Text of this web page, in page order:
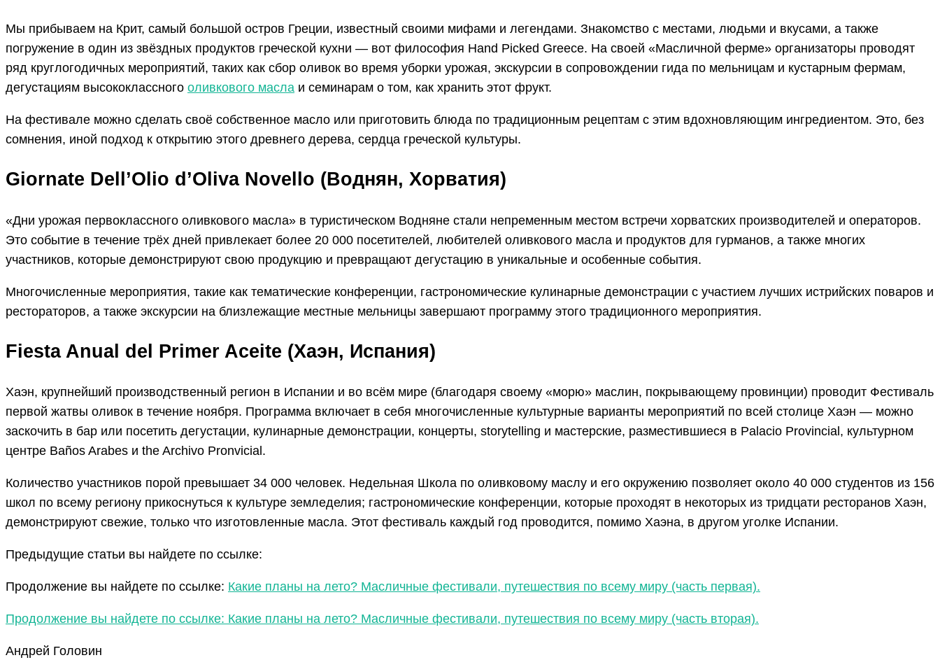
Мы прибываем на Крит, самый большой остров Греции, известный своими мифами и легендами. Знакомство с местами, людьми и вкусами, а также
погружение в один из звёздных продуктов греческой кухни — вот философия Hand Picked Greece. На своей «Масличной ферме» организаторы проводят
ряд круглогодичных мероприятий, таких как сбор оливок во время уборки урожая, экскурсии в сопровождении гида по мельницам и кустарным фермам,
дегустациям высококлассного оливкового масла и семинарам о том, как хранить этот фрукт.
На фестивале можно сделать своё собственное масло или приготовить блюда по традиционным рецептам с этим вдохновляющим ингредиентом. Это, без
сомнения, иной подход к открытию этого древнего дерева, сердца греческой культуры.
Giornate Dell’Olio d’Oliva Novello (Воднян, Хорватия)
«Дни урожая первоклассного оливкового масла» в туристическом Водняне стали непременным местом встречи хорватских производителей и операторов.
Это событие в течение трёх дней привлекает более 20 000 посетителей, любителей оливкового масла и продуктов для гурманов, а также многих
участников, которые демонстрируют свою продукцию и превращают дегустацию в уникальные и особенные события.
Многочисленные мероприятия, такие как тематические конференции, гастрономические кулинарные демонстрации с участием лучших истрийских поваров и
рестораторов, а также экскурсии на близлежащие местные мельницы завершают программу этого традиционного мероприятия.
Fiesta Anual del Primer Aceite (Хаэн, Испания)
Хаэн, крупнейший производственный регион в Испании и во всём мире (благодаря своему «морю» маслин, покрывающему провинции) проводит Фестиваль
первой жатвы оливок в течение ноября. Программа включает в себя многочисленные культурные варианты мероприятий по всей столице Хаэн — можно
заскочить в бар или посетить дегустации, кулинарные демонстрации, концерты, storytelling и мастерские, разместившиеся в Palacio Provincial, культурном
центре Baños Arabes и the Archivo Pronvicial.
Количество участников порой превышает 34 000 человек. Недельная Школа по оливковому маслу и его окружению позволяет около 40 000 студентов из 156
школ по всему региону прикоснуться к культуре земледелия; гастрономические конференции, которые проходят в некоторых из тридцати ресторанов Хаэн,
демонстрируют свежие, только что изготовленные масла. Этот фестиваль каждый год проводится, помимо Хаэна, в другом уголке Испании.
Предыдущие статьи вы найдете по ссылке:
Продолжение вы найдете по ссылке: Какие планы на лето? Масличные фестивали, путешествия по всему миру (часть первая).
Продолжение вы найдете по ссылке: Какие планы на лето? Масличные фестивали, путешествия по всему миру (часть вторая).
Андрей Головин